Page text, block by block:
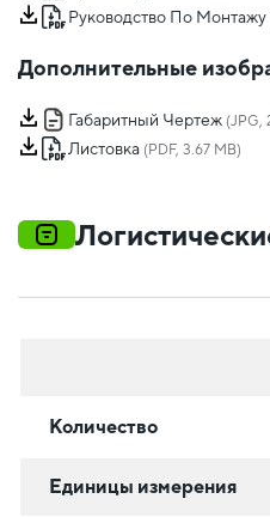
Руководство По Монтажу
Дополнительные
Габаритный Чертеж (JPG,
Листовка (PDF, 3.67 MB)
Количество
Единицы измерения